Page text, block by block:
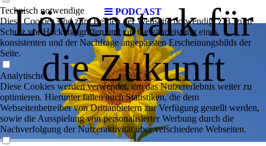
PODCAST
Löwenstark für
die Zukunft
Technisch notwendige
Diese Cookies sind zum Betrieb der Webseite notwendig, z.B. zum
Schutz vor Hackerangriffen und zur Gewährleistung eines
konsistenten und der Nachfrage angepassten Erscheinungsbilds der
Seite.
Analytische
Diese Cookies werden verwendet, um das Nutzererlebnis weiter zu
optimieren. Hierunter fallen auch Statistiken, die dem
Webseitenbetreiber von Drittanbietern zur Verfügung gestellt werden,
sowie die Ausspielung von personalisierter Werbung durch die
Nachverfolgung der Nutzeraktivität über verschiedene Webseiten.